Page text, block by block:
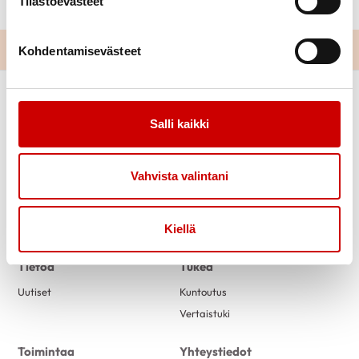
Kohdentamisevästeet
Salli kaikki
Vahvista valintani
Kiellä
Link to facebook
Tietoa
Uutiset
Tukea
Kuntoutus
Vertaistuki
Toimintaa Yhteystiedot